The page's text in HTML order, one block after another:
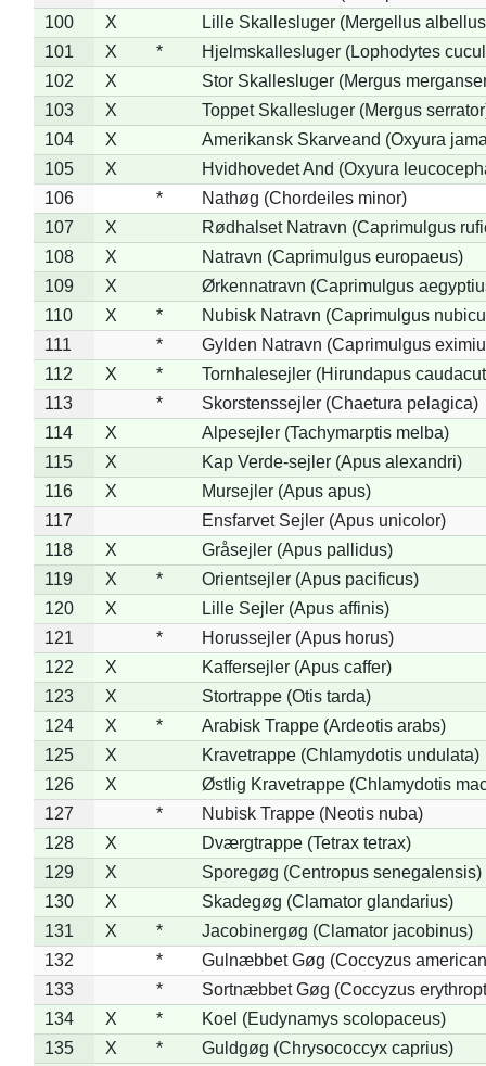
100
X
Lille Skallesluger (Mergellus
101
X *
Hjelmskallesluger (Lophodytes
102
X
Stor Skallesluger (Mergus
103
X
Toppet Skallesluger (Mergus
104
X
Amerikansk Skarveand (Oxyura
105
X
Hvidhovedet And (Oxyura
106
*
Nathøg (Chordeiles minor)
107
X
Rødhalset Natravn (Caprimulgus
108
X
Natravn (Caprimulgus europaeus)
109
X
Ørkennatravn (Caprimulgus
110
X *
Nubisk Natravn (Caprimulgus
111
*
Gylden Natravn (Caprimulgus
112
X *
Tornhalesejler (Hirundapus
113
*
Skorstenssejler (Chaetura pelagica)
114
X
Alpesejler (Tachymarptis melba)
115
X
Kap Verde-sejler (Apus alexandri)
116
X
Mursejler (Apus apus)
117
Ensfarvet Sejler (Apus unicolor)
118
X
Gråsejler (Apus pallidus)
119
X *
Orientsejler (Apus pacificus)
120
X
Lille Sejler (Apus affinis)
121
*
Horussejler (Apus horus)
122
X
Kaffersejler (Apus caffer)
123
X
Stortrappe (Otis tarda)
124
X *
Arabisk Trappe (Ardeotis arabs)
125
X
Kravetrappe (Chlamydotis undulata)
126
X
Østlig Kravetrappe (Chlamydotis
127
*
Nubisk Trappe (Neotis nuba)
128
X
Dværgtrappe (Tetrax tetrax)
129
X
Sporegøg (Centropus senegalensis)
130
X
Skadegøg (Clamator glandarius)
131
X *
Jacobinergøg (Clamator jacobinus)
132
*
Gulnæbbet Gøg (Coccyzus
133
*
Sortnæbbet Gøg (Coccyzus
134
X *
Koel (Eudynamys scolopaceus)
135
X *
Guldgøg (Chrysococcyx caprius)